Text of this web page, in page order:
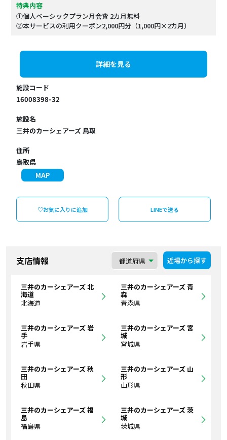
特典内容
①個人ベーシックプラン月会費 2カ月無料
②本サービスの利用クーポン2,000円分（1,000円×2カ月）
詳細を見る
施設コード
16008398-32
施設名
三井のカーシェアーズ 鳥取
住所
鳥取県
MAP
♡お気に入りに追加 LINEで送る
支店情報 近場から探す
三井のカーシェアーズ 北
海道
北海道
三井のカーシェアーズ 青
森
青森県
三井のカーシェアーズ 岩
手
岩手県
三井のカーシェアーズ 宮
城
宮城県
三井のカーシェアーズ 秋
田
秋田県
三井のカーシェアーズ 山
形
山形県
三井のカーシェアーズ 福
島
福島県
三井のカーシェアーズ 茨
城
茨城県